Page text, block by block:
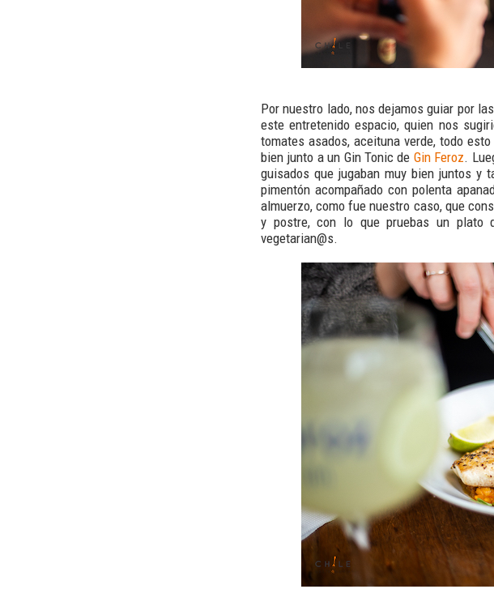
Por nuestro lado, nos dejamos guiar por
este entretenido espacio, quien nos
tomates asados, aceituna verde, todo
bien junto a un Gin Tonic de Gin Feroz.
guisados que jugaban muy bien juntos y
pimentón acompañado con polenta
almuerzo, como fue nuestro caso, que
y postre, con lo que pruebas un plato
vegetarian@s.